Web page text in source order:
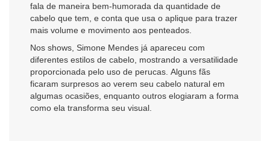
fala de maneira bem-humorada da quantidade de
cabelo que tem, e conta que usa o aplique para trazer
mais volume e movimento aos penteados.
Nos shows, Simone Mendes já apareceu com
diferentes estilos de cabelo, mostrando a versatilidade
proporcionada pelo uso de perucas. Alguns fãs
ficaram surpresos ao verem seu cabelo natural em
algumas ocasiões, enquanto outros elogiaram a forma
como ela transforma seu visual.